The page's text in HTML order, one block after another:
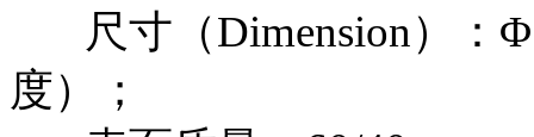
尺寸（Dimension）：
度）；